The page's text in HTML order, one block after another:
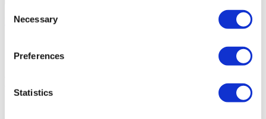
Selection
Necessary
Preferences
Statistics
Únete a Junga
Junga Contra Greenlight
Descubre en qué se parecen y en qué se
diferencian estas dos plataformas.